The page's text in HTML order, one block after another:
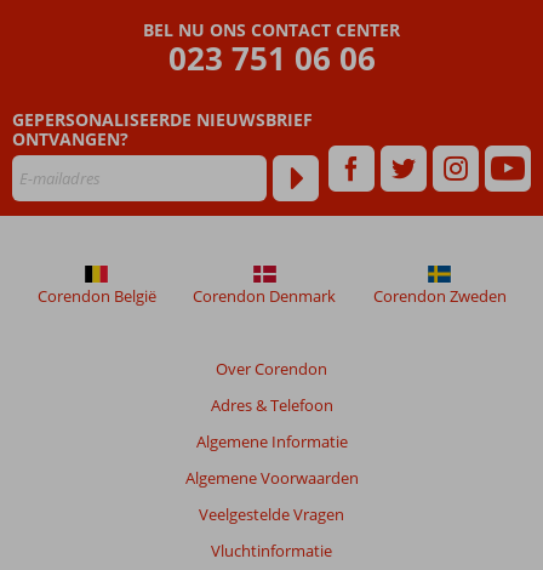
BEL NU ONS CONTACT CENTER
023 751 06 06
GEPERSONALISEERDE NIEUWSBRIEF
ONTVANGEN?
Over Corendon
Adres & Telefoon
Algemene Informatie
Algemene Voorwaarden
Veelgestelde Vragen
Vluchtinformatie
Corendon België Corendon Denmark Corendon Zweden